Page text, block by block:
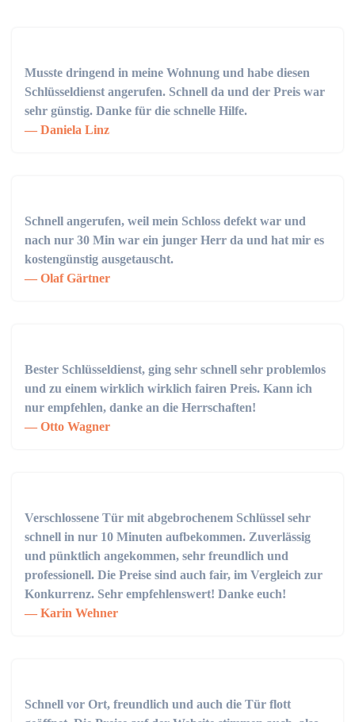
Musste dringend in meine Wohnung und habe diesen
Schlüsseldienst angerufen. Schnell da und der Preis war
sehr günstig. Danke für die schnelle Hilfe.
Daniela Linz
Schnell angerufen, weil mein Schloss defekt war und
nach nur 30 Min war ein junger Herr da und hat mir es
kostengünstig ausgetauscht.
Olaf Gärtner
Bester Schlüsseldienst, ging sehr schnell sehr problemlos
und zu einem wirklich wirklich fairen Preis. Kann ich
nur empfehlen, danke an die Herrschaften!
Otto Wagner
Verschlossene Tür mit abgebrochenem Schlüssel sehr
schnell in nur 10 Minuten aufbekommen. Zuverlässig
und pünktlich angekommen, sehr freundlich und
professionell. Die Preise sind auch fair, im Vergleich zur
Konkurrenz. Sehr empfehlenswert! Danke euch!
Karin Wehner
Schnell vor Ort, freundlich und auch die Tür flott